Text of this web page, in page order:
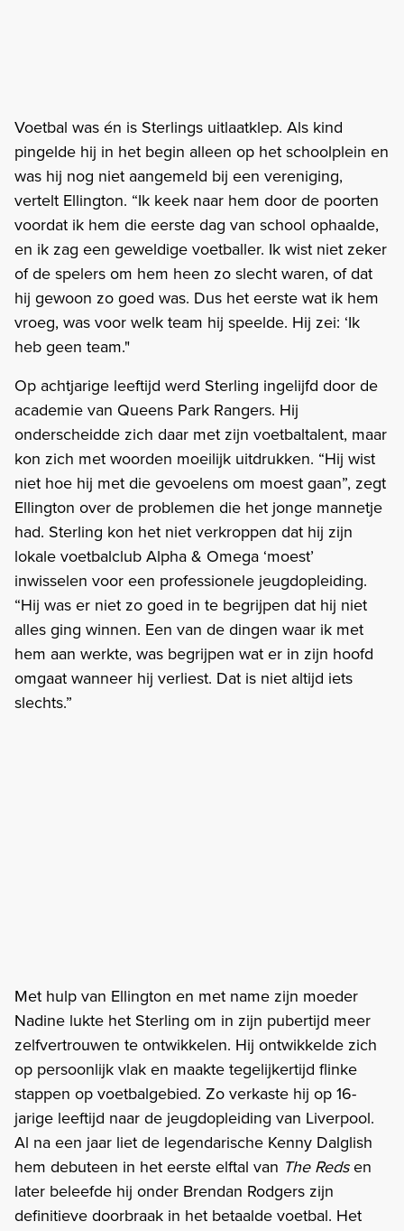
Voetbal was én is Sterlings uitlaatklep. Als kind
pingelde hij in het begin alleen op het schoolplein en
was hij nog niet aangemeld bij een vereniging,
vertelt Ellington. “Ik keek naar hem door de poorten
voordat ik hem die eerste dag van school ophaalde,
en ik zag een geweldige voetballer. Ik wist niet zeker
of de spelers om hem heen zo slecht waren, of dat
hij gewoon zo goed was. Dus het eerste wat ik hem
vroeg, was voor welk team hij speelde. Hij zei: ‘Ik
heb geen team."
Op achtjarige leeftijd werd Sterling ingelijfd door de
academie van Queens Park Rangers. Hij
onderscheidde zich daar met zijn voetbaltalent, maar
kon zich met woorden moeilijk uitdrukken. “Hij wist
niet hoe hij met die gevoelens om moest gaan”, zegt
Ellington over de problemen die het jonge mannetje
had. Sterling kon het niet verkroppen dat hij zijn
lokale voetbalclub Alpha & Omega ‘moest’
inwisselen voor een professionele jeugdopleiding.
“Hij was er niet zo goed in te begrijpen dat hij niet
alles ging winnen. Een van de dingen waar ik met
hem aan werkte, was begrijpen wat er in zijn hoofd
omgaat wanneer hij verliest. Dat is niet altijd iets
slechts.”
Met hulp van Ellington en met name zijn moeder
Nadine lukte het Sterling om in zijn pubertijd meer
zelfvertrouwen te ontwikkelen. Hij ontwikkelde zich
op persoonlijk vlak en maakte tegelijkertijd flinke
stappen op voetbalgebied. Zo verkaste hij op 16-
jarige leeftijd naar de jeugdopleiding van Liverpool.
Al na een jaar liet de legendarische Kenny Dalglish
hem debuteen in het eerste elftal van The Redsen
later beleefde hij onder Brendan Rodgers zijn
definitieve doorbraak in het betaalde voetbal. Het